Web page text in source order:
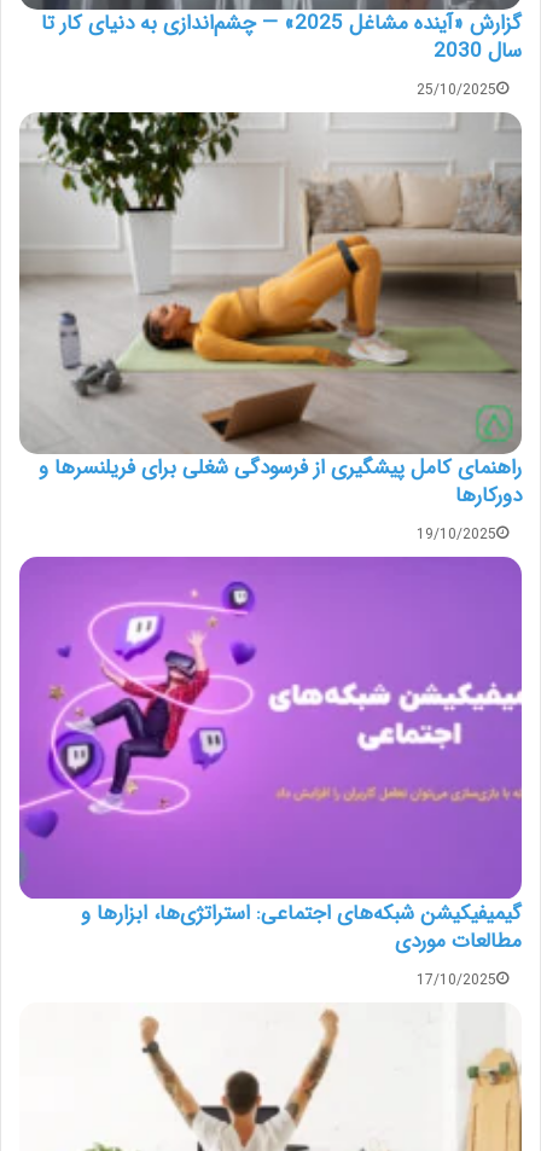
گزارش «آینده مشاغل 2025» — چشم‌اندازی به دنیای کار تا
سال 2030
25/10/2025
راهنمای کامل پیشگیری از فرسودگی شغلی برای فریلنسرها و
دورکارها
19/10/2025
گیمیفیکیشن شبکه‌های اجتماعی: استراتژی‌ها، ابزارها و
مطالعات موردی
17/10/2025